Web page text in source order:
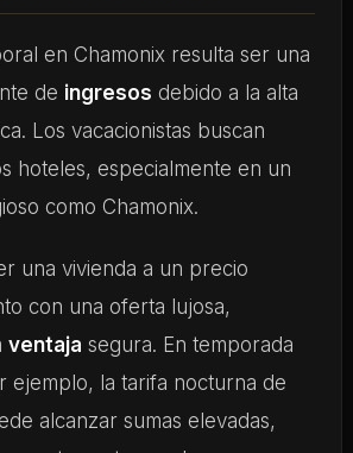
en Chamonix resulta ser una
de ingresos debido a la alta
Los vacacionistas buscan
hoteles, especialmente en un
como Chamonix.
una vivienda a un precio
con una oferta lujosa,
ventaja segura. En temporada
ejemplo, la tarifa nocturna de
alcanzar sumas elevadas,